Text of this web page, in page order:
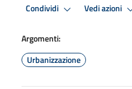
Condividi Vedi azioni
Argomenti:
Urbanizzazione